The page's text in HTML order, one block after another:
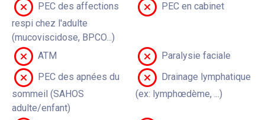
PEC des affections
respi chez l'adulte
(mucoviscidose, BPCO...)
PEC en cabinet
ATM
Paralysie faciale
PEC des apnées du
sommeil (SAHOS
adulte/enfant)
Drainage lymphatique
(ex: lymphœdème, ...)